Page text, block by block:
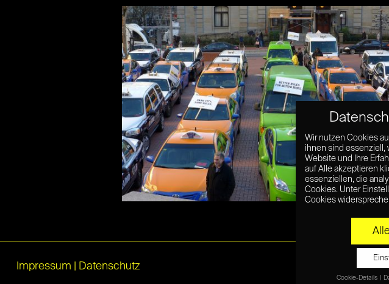
Impressum Datenschutz
Wir nutzen Cookies
ihnen sind essenziell,
Website und Ihre
auf Alle akzeptieren
essenziellen, die
Cookies. Unter
Cookies
Cookie-Details